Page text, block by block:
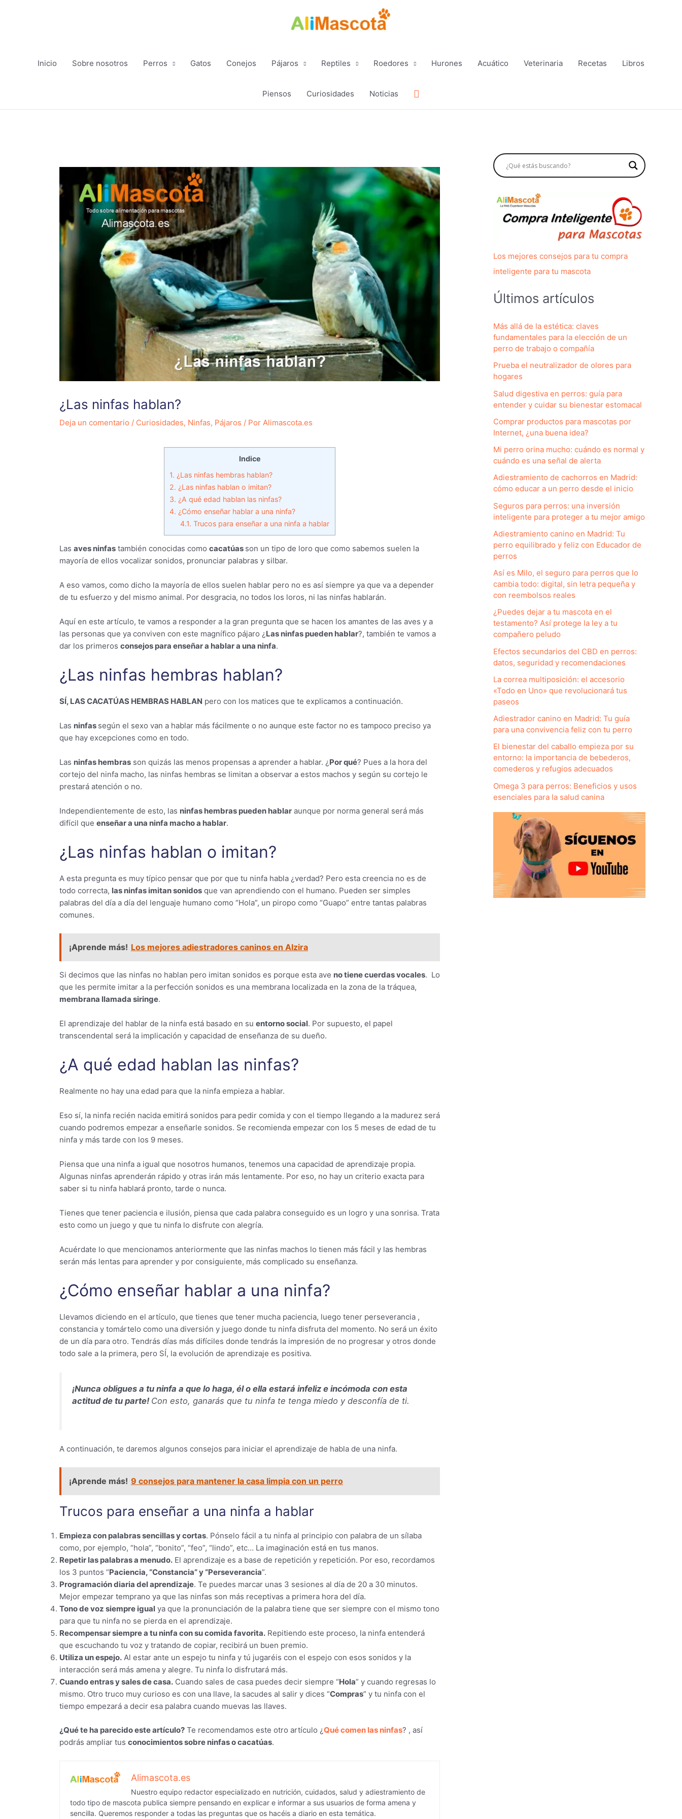
Inicio Sobre nosotros Perros Gatos Conejos Pájaros Reptiles Roedores Hurones Acuático Veterinaria Recetas Libros
Piensos Curiosidades Noticias Buscar
¿Las ninfas hablan?
Deja un comentario / Curiosidades, Ninfas, Pájaros / Por Alimascota.es
Indice
1. ¿Las ninfas hembras hablan?
2. ¿Las ninfas hablan o imitan?
3. ¿A qué edad hablan las ninfas?
4. ¿Cómo enseñar hablar a una ninfa?
4.1. Trucos para enseñar a una ninfa a hablar
Las aves ninfas también conocidas como cacatúas son un tipo de loro que como sabemos suelen la
mayoría de ellos vocalizar sonidos, pronunciar palabras y silbar.
A eso vamos, como dicho la mayoría de ellos suelen hablar pero no es así siempre ya que va a depender
de tu esfuerzo y del mismo animal. Por desgracia, no todos los loros, ni las ninfas hablarán.
Aquí en este artículo, te vamos a responder a la gran pregunta que se hacen los amantes de las aves y a
las personas que ya conviven con este magnífico pájaro ¿ Las ninfas pueden hablar?, también te vamos a
dar los primeros consejos para enseñar a hablar a una ninfa.
¿Las ninfas hembras hablan?
SÍ, LAS CACATÚAS HEMBRAS HABLAN pero con los matices que te explicamos a continuación.
Las ninfas según el sexo van a hablar más fácilmente o no aunque este factor no es tampoco preciso ya
que hay excepciones como en todo.
Las ninfas hembras son quizás las menos propensas a aprender a hablar. ¿ Por qué? Pues a la hora del
cortejo del ninfa macho, las ninfas hembras se limitan a observar a estos machos y según su cortejo le
prestará atención o no.
Independientemente de esto, las ninfas hembras pueden hablar aunque por norma general será más
difícil que enseñar a una ninfa macho a hablar.
¿Las ninfas hablan o imitan?
A esta pregunta es muy típico pensar que por que tu ninfa habla ¿verdad? Pero esta creencia no es de
todo correcta, las ninfas imitan sonidos que van aprendiendo con el humano. Pueden ser simples
palabras del día a día del lenguaje humano como “Hola”, un piropo como “Guapo” entre tantas palabras
comunes.
¡Aprende más! Los mejores adiestradores caninos en Alzira
Si decimos que las ninfas no hablan pero imitan sonidos es porque esta ave no tiene cuerdas vocales. Lo
que les permite imitar a la perfección sonidos es una membrana localizada en la zona de la tráquea,
membrana llamada siringe.
El aprendizaje del hablar de la ninfa está basado en su entorno social. Por supuesto, el papel
transcendental será la implicación y capacidad de enseñanza de su dueño.
¿A qué edad hablan las ninfas?
Realmente no hay una edad para que la ninfa empieza a hablar.
Eso sí, la ninfa recién nacida emitirá sonidos para pedir comida y con el tiempo llegando a la madurez será
cuando podremos empezar a enseñarle sonidos. Se recomienda empezar con los 5 meses de edad de tu
ninfa y más tarde con los 9 meses.
Piensa que una ninfa a igual que nosotros humanos, tenemos una capacidad de aprendizaje propia.
Algunas ninfas aprenderán rápido y otras irán más lentamente. Por eso, no hay un criterio exacta para
saber si tu ninfa hablará pronto, tarde o nunca.
Tienes que tener paciencia e ilusión, piensa que cada palabra conseguido es un logro y una sonrisa. Trata
esto como un juego y que tu ninfa lo disfrute con alegría.
Acuérdate lo que mencionamos anteriormente que las ninfas machos lo tienen más fácil y las hembras
serán más lentas para aprender y por consiguiente, más complicado su enseñanza.
¿Cómo enseñar hablar a una ninfa?
Llevamos diciendo en el artículo, que tienes que tener mucha paciencia, luego tener perseverancia ,
constancia y tomártelo como una diversión y juego donde tu ninfa disfruta del momento. No será un éxito
de un día para otro. Tendrás días más difíciles donde tendrás la impresión de no progresar y otros donde
todo sale a la primera, pero SÍ, la evolución de aprendizaje es positiva.
¡Nunca obligues a tu ninfa a que lo haga, él o ella estará infeliz e incómoda con esta
actitud de tu parte! Con esto, ganarás que tu ninfa te tenga miedo y desconfía de ti.
A continuación, te daremos algunos consejos para iniciar el aprendizaje de habla de una ninfa.
¡Aprende más! 9 consejos para mantener la casa limpia con un perro
Trucos para enseñar a una ninfa a hablar
Empieza con palabras sencillas y cortas. Pónselo fácil a tu ninfa al principio con palabra de un sílaba
como, por ejemplo, “hola”, “bonito”, “feo”, “lindo”, etc… La imaginación está en tus manos.
Repetir las palabras a menudo. El aprendizaje es a base de repetición y repetición. Por eso, recordamos
los 3 puntos “Paciencia, “Constancia” y “Perseverancia”.
Programación diaria del aprendizaje. Te puedes marcar unas 3 sesiones al día de 20 a 30 minutos.
Mejor empezar temprano ya que las ninfas son más receptivas a primera hora del día.
Tono de voz siempre igual ya que la pronunciación de la palabra tiene que ser siempre con el mismo tono
para que tu ninfa no se pierda en el aprendizaje.
Recompensar siempre a tu ninfa con su comida favorita. Repitiendo este proceso, la ninfa entenderá
que escuchando tu voz y tratando de copiar, recibirá un buen premio.
Utiliza un espejo. Al estar ante un espejo tu ninfa y tú jugaréis con el espejo con esos sonidos y la
interacción será más amena y alegre. Tu ninfa lo disfrutará más.
Cuando entras y sales de casa. Cuando sales de casa puedes decir siempre “Hola” y cuando regresas lo
mismo. Otro truco muy curioso es con una llave, la sacudes al salir y dices “Compras” y tu ninfa con el
tiempo empezará a decir esa palabra cuando muevas las llaves.
¿Qué te ha parecido este artículo? Te recomendamos este otro artículo ¿Qué comen las ninfas? , así
podrás ampliar tus conocimientos sobre ninfas o cacatúas.
Alimascota.es
Nuestro equipo redactor especializado en nutrición, cuidados, salud y adiestramiento de
todo tipo de mascota publica siempre pensando en explicar e informar a sus usuarios de forma amena y
sencilla. Queremos responder a todas las preguntas que os hacéis a diario en esta temática.
Los mejores consejos para tu compra
inteligente para tu mascota
Últimos artículos
Más allá de la estética: claves
fundamentales para la elección de un
perro de trabajo o compañía
Prueba el neutralizador de olores para
hogares
Salud digestiva en perros: guía para
entender y cuidar su bienestar estomacal
Comprar productos para mascotas por
Internet, ¿una buena idea?
Mi perro orina mucho: cuándo es normal y
cuándo es una señal de alerta
Adiestramiento de cachorros en Madrid:
cómo educar a un perro desde el inicio
Seguros para perros: una inversión
inteligente para proteger a tu mejor amigo
Adiestramiento canino en Madrid: Tu
perro equilibrado y feliz con Educador de
perros
Así es Milo, el seguro para perros que lo
cambia todo: digital, sin letra pequeña y
con reembolsos reales
¿Puedes dejar a tu mascota en el
testamento? Así protege la ley a tu
compañero peludo
Efectos secundarios del CBD en perros:
datos, seguridad y recomendaciones
La correa multiposición: el accesorio
«Todo en Uno» que revolucionará tus
paseos
Adiestrador canino en Madrid: Tu guía
para una convivencia feliz con tu perro
El bienestar del caballo empieza por su
entorno: la importancia de bebederos,
comederos y refugios adecuados
Omega 3 para perros: Beneficios y usos
esenciales para la salud canina